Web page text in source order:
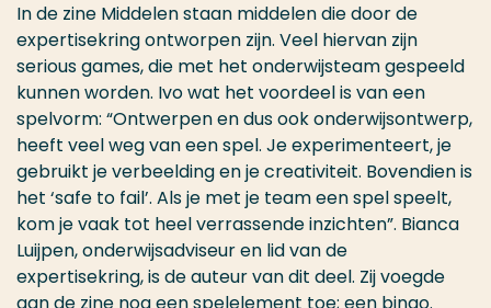
In de zine Middelen staan middelen die door de
expertisekring ontworpen zijn. Veel hiervan zijn
serious games, die met het onderwijsteam gespeeld
kunnen worden. Ivo wat het voordeel is van een
spelvorm: “Ontwerpen en dus ook onderwijsontwerp,
heeft veel weg van een spel. Je experimenteert, je
gebruikt je verbeelding en je creativiteit. Bovendien is
het ‘safe to fail’. Als je met je team een spel speelt,
kom je vaak tot heel verrassende inzichten”. Bianca
Luijpen, onderwijsadviseur en lid van de
expertisekring, is de auteur van dit deel. Zij voegde